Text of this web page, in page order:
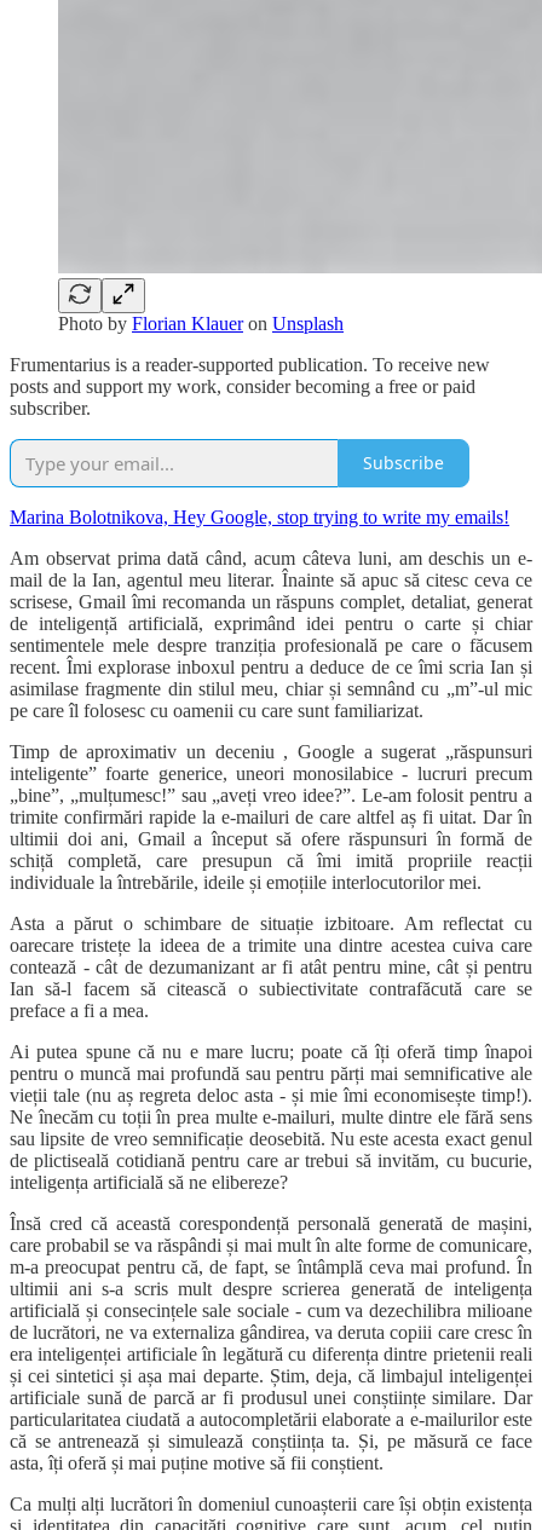
Photo by Florian Klaueron Unsplash
Frumentarius is a reader-supported publication. To receive new
posts and support my work, consider becoming a free or paid
subscriber.
Subscribe
Marina Bolotnikova, Hey Google, stop trying to write my emails!
Am observat prima dată când, acum câteva luni, am deschis un e-
mail de la Ian, agentul meu literar. Înainte să apuc să citesc ceva ce
scrisese, Gmail îmi recomanda un răspuns complet, detaliat, generat
de inteligență artificială, exprimând idei pentru o carte și chiar
sentimentele mele despre tranziția profesională pe care o făcusem
recent. Îmi explorase inboxul pentru a deduce de ce îmi scria Ian și
asimilase fragmente din stilul meu, chiar și semnând cu „m”-ul mic
pe care îl folosesc cu oamenii cu care sunt familiarizat.
Timp de aproximativ un deceniu , Google a sugerat „răspunsuri
inteligente” foarte generice, uneori monosilabice - lucruri precum
„bine”, „mulțumesc!” sau „aveți vreo idee?”. Le-am folosit pentru a
trimite confirmări rapide la e-mailuri de care altfel aș fi uitat. Dar în
ultimii doi ani, Gmail a început să ofere răspunsuri în formă de
schiță completă, care presupun că îmi imită propriile reacții
individuale la întrebările, ideile și emoțiile interlocutorilor mei.
Asta a părut o schimbare de situație izbitoare. Am reflectat cu
oarecare tristețe la ideea de a trimite una dintre acestea cuiva care
contează - cât de dezumanizant ar fi atât pentru mine, cât și pentru
Ian să-l facem să citească o subiectivitate contrafăcută care se
preface a fi a mea.
Ai putea spune că nu e mare lucru; poate că îți oferă timp înapoi
pentru o muncă mai profundă sau pentru părți mai semnificative ale
vieții tale (nu aș regreta deloc asta - și mie îmi economisește timp!).
Ne înecăm cu toții în prea multe e-mailuri, multe dintre ele fără sens
sau lipsite de vreo semnificație deosebită. Nu este acesta exact genul
de plictiseală cotidiană pentru care ar trebui să invităm, cu bucurie,
inteligența artificială să ne elibereze?
Însă cred că această corespondență personală generată de mașini,
care probabil se va răspândi și mai mult în alte forme de comunicare,
m-a preocupat pentru că, de fapt, se întâmplă ceva mai profund. În
ultimii ani s-a scris mult despre scrierea generată de inteligența
artificială și consecințele sale sociale - cum va dezechilibra milioane
de lucrători, ne va externaliza gândirea, va deruta copiii care cresc în
era inteligenței artificiale în legătură cu diferența dintre prietenii reali
și cei sintetici și așa mai departe. Știm, deja, că limbajul inteligenței
artificiale sună de parcă ar fi produsul unei conștiințe similare. Dar
particularitatea ciudată a autocompletării elaborate a e-mailurilor este
că se antrenează și simulează conștiința ta. Și, pe măsură ce face
asta, îți oferă și mai puține motive să fii conștient.
Ca mulți alți lucrători în domeniul cunoașterii care își obțin existența
și identitatea din capacități cognitive care sunt, acum, cel puțin